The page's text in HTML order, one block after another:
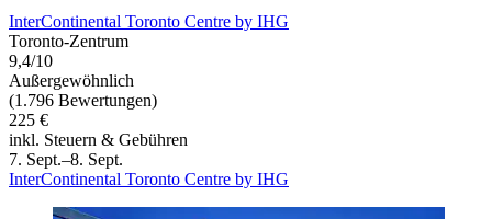
InterContinental Toronto Centre by IHG
Toronto-Zentrum
9,4/10
Außergewöhnlich
(1.796 Bewertungen)
225 €
inkl. Steuern & Gebühren
7. Sept.–8. Sept.
InterContinental Toronto Centre by IHG